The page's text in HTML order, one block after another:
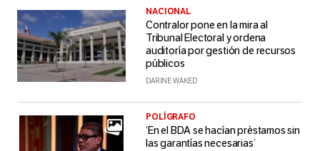
NACIONAL
Contralor pone en la mira al
Tribunal Electoral y ordena
auditoría por gestión de recursos
públicos
DARINE WAKED
POLÍGRAFO
‘En el BDA se hacían préstamos sin
las garantías necesarias’